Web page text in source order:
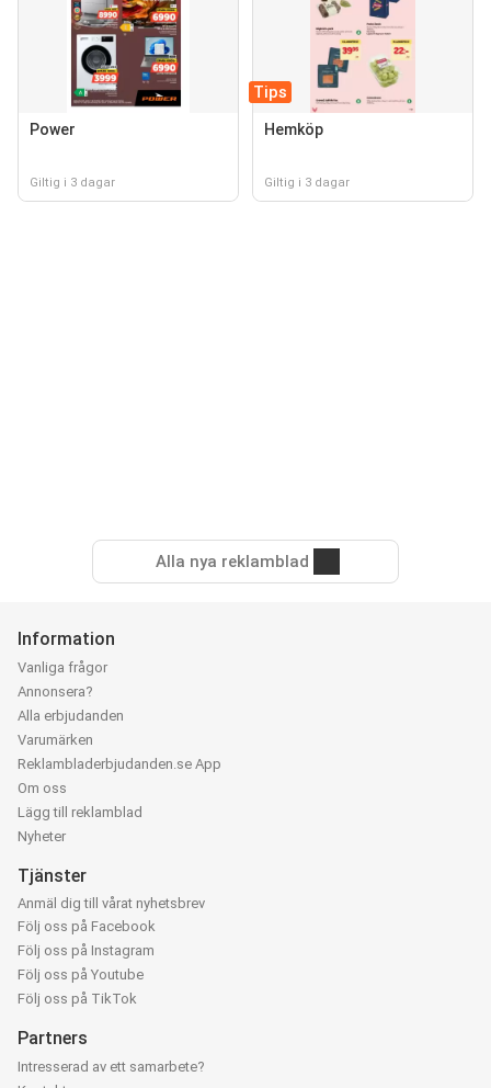
Power
Giltig i 3 dagar
Tips
Hemköp
Giltig i 3 dagar
Alla nya reklamblad
Information
Vanliga frågor
Annonsera?
Alla erbjudanden
Varumärken
Reklambladerbjudanden.se App
Om oss
Lägg till reklamblad
Nyheter
Tjänster
Anmäl dig till vårat nyhetsbrev
Följ oss på Facebook
Följ oss på Instagram
Följ oss på Youtube
Följ oss på TikTok
Partners
Intresserad av ett samarbete?